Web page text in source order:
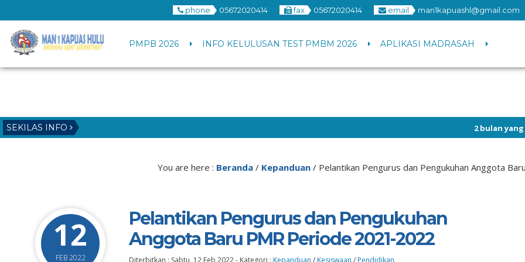
phone 05672020414 fax 05672020414 email man1kapuashl@gmail.com
PMPB 2026 INFO KELULUSAN TEST PMBM 2026 APLIKASI MADRASAH
SEKILAS INFO 2 bulan yang lalu/ Info
You are here : Beranda/ Kepanduan/ Pelantikan Pengurus dan Pengukuhan Anggota
12
FEB 2022
Pelantikan Pengurus dan Pengukuhan
Anggota Baru PMR Periode 2021-2022
Diterbitkan : Sabtu, 12 Feb 2022- Kategori : Kepanduan / Kesiswaan / Pendidikan